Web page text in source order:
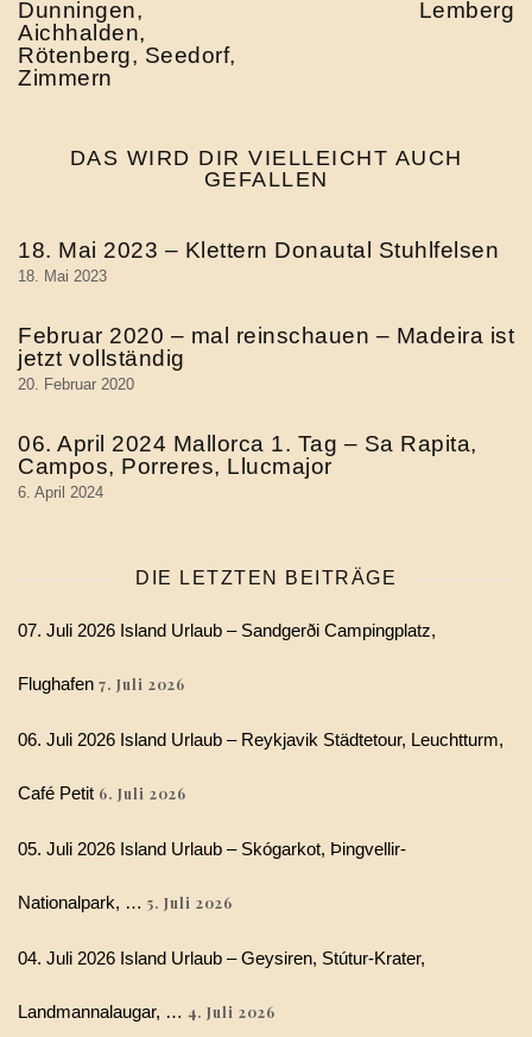
Dunningen,
Aichhalden,
Rötenberg, Seedorf,
Zimmern
Lemberg
DAS WIRD DIR VIELLEICHT AUCH
GEFALLEN
18. Mai 2023 – Klettern Donautal Stuhlfelsen
18. Mai 2023
Februar 2020 – mal reinschauen – Madeira ist
jetzt vollständig
20. Februar 2020
06. April 2024 Mallorca 1. Tag – Sa Rapita,
Campos, Porreres, Llucmajor
6. April 2024
DIE LETZTEN BEITRÄGE
07. Juli 2026 Island Urlaub – Sandgerði Campingplatz,
Flughafen 7. Juli 2026
06. Juli 2026 Island Urlaub – Reykjavik Städtetour, Leuchtturm,
Café Petit 6. Juli 2026
05. Juli 2026 Island Urlaub – Skógarkot, Þingvellir-
Nationalpark, … 5. Juli 2026
04. Juli 2026 Island Urlaub – Geysiren, Stútur-Krater,
Landmannalaugar, … 4. Juli 2026